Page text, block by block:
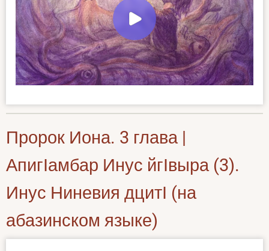
Пророк Иона. 3 глава |
АпигӀамбар Инус йгӀвыра (3).
Инус Ниневия дцитӀ (на
абазинском языке)